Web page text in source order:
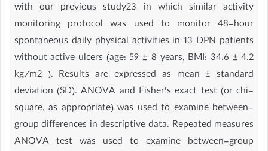
with our previous study23 in which similar activity
monitoring protocol was used to monitor 48-hour
spontaneous daily physical activities in 13 DPN patients
without active ulcers (age: 59 ± 8 years, BMI: 34.6 ± 4.2
kg/m2 ). Results are expressed as mean ± standard
deviation (SD). ANOVA and Fisher’s exact test (or chi-
square, as appropriate) was used to examine between-
group differences in descriptive data. Repeated measures
ANOVA test was used to examine between-group